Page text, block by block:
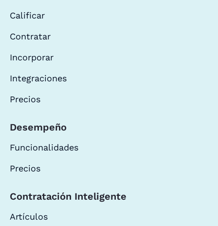
Calificar
Contratar
Incorporar
Integraciones
Precios
Desempeño
Funcionalidades
Precios
Contratación Inteligente
Artículos